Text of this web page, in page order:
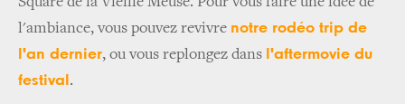
l'ambiance, vous pouvez revivre notre rodéo trip de
l'an dernier, ou vous replongez dans l'aftermovie du
festival .